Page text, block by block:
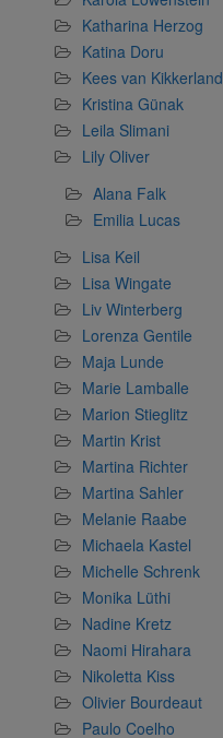
Katharina Herzog
Katina Doru
Kees van Kikkerland
Kristina Günak
Leila Slimani
Lily Oliver
Alana Falk
Emilia Lucas
Lisa Keil
Lisa Wingate
Liv Winterberg
Lorenza Gentile
Maja Lunde
Marie Lamballe
Marion Stieglitz
Martin Krist
Martina Richter
Martina Sahler
Melanie Raabe
Michaela Kastel
Michelle Schrenk
Monika Lüthi
Nadine Kretz
Naomi Hirahara
Nikoletta Kiss
Olivier Bourdeaut
Paulo Coelho